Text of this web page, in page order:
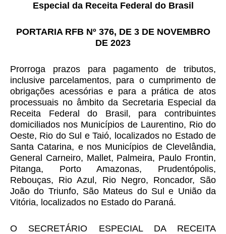
Especial da Receita Federal do Brasil
PORTARIA RFB Nº 376, DE 3 DE NOVEMBRO
DE 2023
Prorroga prazos para pagamento de tributos,
inclusive parcelamentos, para o cumprimento de
obrigações acessórias e para a prática de atos
processuais no âmbito da Secretaria Especial da
Receita Federal do Brasil, para contribuintes
domiciliados nos Municípios de Laurentino, Rio do
Oeste, Rio do Sul e Taió, localizados no Estado de
Santa Catarina, e nos Municípios de Clevelândia,
General Carneiro, Mallet, Palmeira, Paulo Frontin,
Pitanga, Porto Amazonas, Prudentópolis,
Rebouças, Rio Azul, Rio Negro, Roncador, São
João do Triunfo, São Mateus do Sul e União da
Vitória, localizados no Estado do Paraná.
O SECRETÁRIO ESPECIAL DA RECEITA